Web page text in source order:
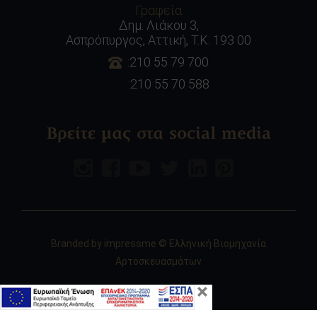
Γραφεία
Δημ. Λιάκου 3,
Ασπρόπυργος, Αττική, Τ.Κ. 193 00
:210 55 79 700
:210 55 70 588
Βρείτε μας στα social media
Branded by impressme © Ελληνική Βιομηχανία
Αρτοσκευασμάτων
×